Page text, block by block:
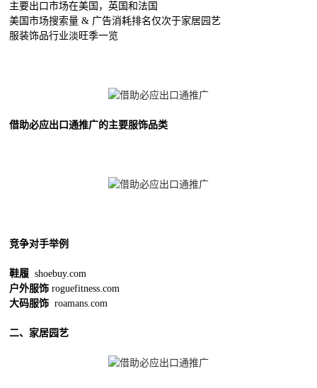
主要出口市场在美国，英国和法国
美国市场搜索量 & 广告消耗排名仅次于家居园艺
服装饰品行业淡旺季一览
借助必应出口通推广的主要服饰品类
竞争对手举例
鞋履shoebuy.com
户外服饰 roguefitness.com
大码服饰roamans.com
二、家居园艺